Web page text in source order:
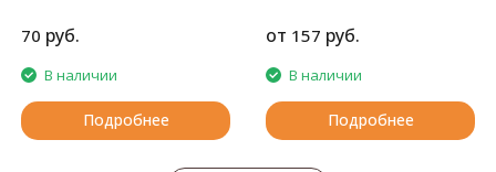
70 руб.
В наличии
Подробнее
от 157 руб.
В наличии
Подробнее